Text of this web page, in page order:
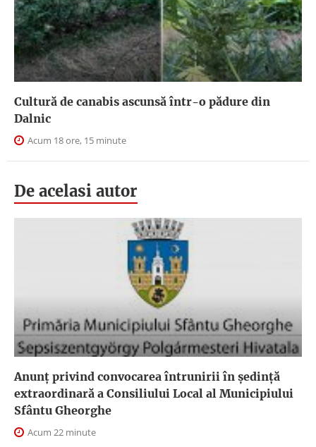
Cultură de canabis ascunsă într-o pădure din
Dalnic
Acum 18 ore, 15 minute
De acelasi autor
Anunţ privind convocarea întrunirii în şedinţă
extraordinară a Consiliului Local al Municipiului
Sfântu Gheorghe
Acum 22 minute